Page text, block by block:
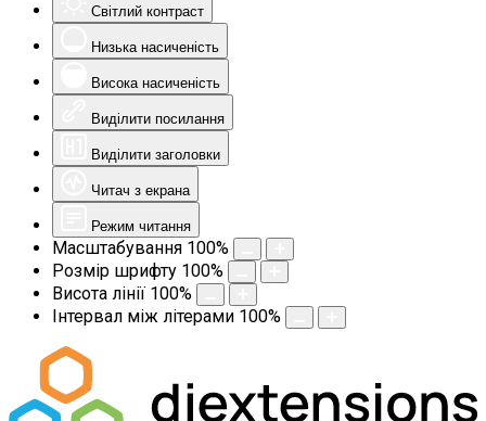
Світлий контраст
Низька насиченість
Висока насиченість
Виділити посилання
Виділити заголовки
Читач з екрана
Режим читання
Масштабування 100%
Розмір шрифту 100%
Висота лінії 100%
Інтервал між літерами 100%